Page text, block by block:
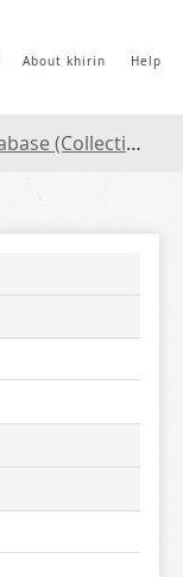
About khirin Help
Museum of Japanese History)